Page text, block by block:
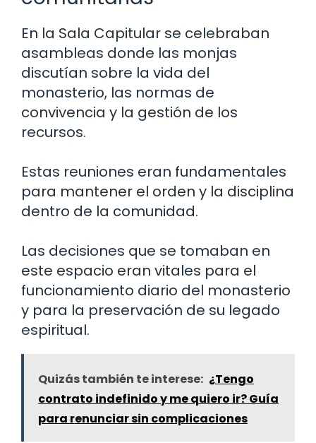
En la Sala Capitular se celebraban
asambleas donde las monjas
discutían sobre la vida del
monasterio, las normas de
convivencia y la gestión de los
recursos.
Estas reuniones eran fundamentales
para mantener el orden y la disciplina
dentro de la comunidad.
Las decisiones que se tomaban en
este espacio eran vitales para el
funcionamiento diario del monasterio
y para la preservación de su legado
espiritual.
Quizás también te interese: ¿Tengo
contrato indefinido y me quiero ir? Guía
para renunciar sin complicaciones